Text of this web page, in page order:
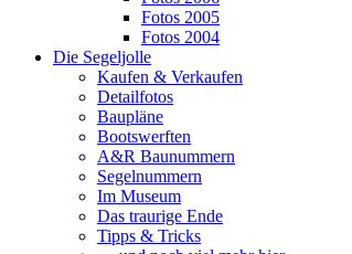
Fotos 2005
Fotos 2004
Die Segeljolle
Kaufen & Verkaufen
Detailfotos
Baupläne
Bootswerften
A&R Baunummern
Segelnummern
Im Museum
Das traurige Ende
Tipps & Tricks